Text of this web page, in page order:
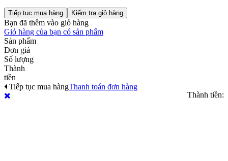
Tiếp tục mua hàng Kiểm tra giỏ hàng
Bạn đã thêm vào giỏ hàng
Giỏ hàng của bạn có sản phẩm
Sản phẩm
Đơn giá
Số lượng
Thành
tiền
Tiếp tục mua hàng
Thành tiền:
Thanh toán đơn hàng